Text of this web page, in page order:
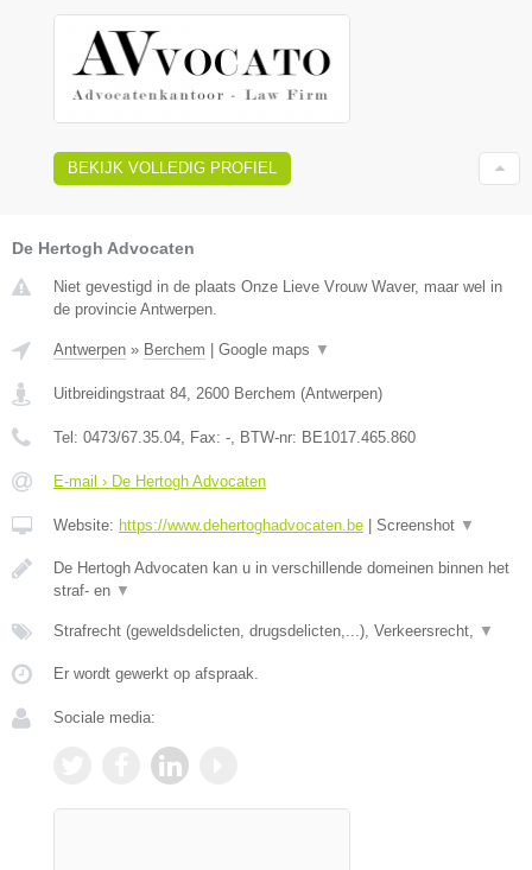
BEKIJK VOLLEDIG PROFIEL
De Hertogh Advocaten
Niet gevestigd in de plaats Onze Lieve Vrouw Waver, maar wel in
de provincie Antwerpen.
Antwerpen » Berchem | Google maps ▼
Uitbreidingstraat 84 2600 Berchem (Antwerpen)
Tel: 0473/67.35.04 , Fax: - , BTW-nr: BE1017.465.860
E-mail › De Hertogh Advocaten
Website: https://www.dehertoghadvocaten.be | Screenshot ▼
De Hertogh Advocaten kan u in verschillende domeinen binnen het
straf- en ▼
Strafrecht (geweldsdelicten, drugsdelicten,...), Verkeersrecht, ▼
Er wordt gewerkt op afspraak.
Sociale media: